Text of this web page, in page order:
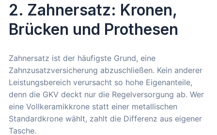
2. Zahnersatz: Kronen,
Brücken und Prothesen
Zahnersatz ist der häufigste Grund, eine
Zahnzusatzversicherung abzuschließen. Kein anderer
Leistungsbereich verursacht so hohe Eigenanteile,
denn die GKV deckt nur die Regelversorgung ab. Wer
eine Vollkeramikkrone statt einer metallischen
Standardkrone wählt, zahlt die Differenz aus eigener
Tasche.